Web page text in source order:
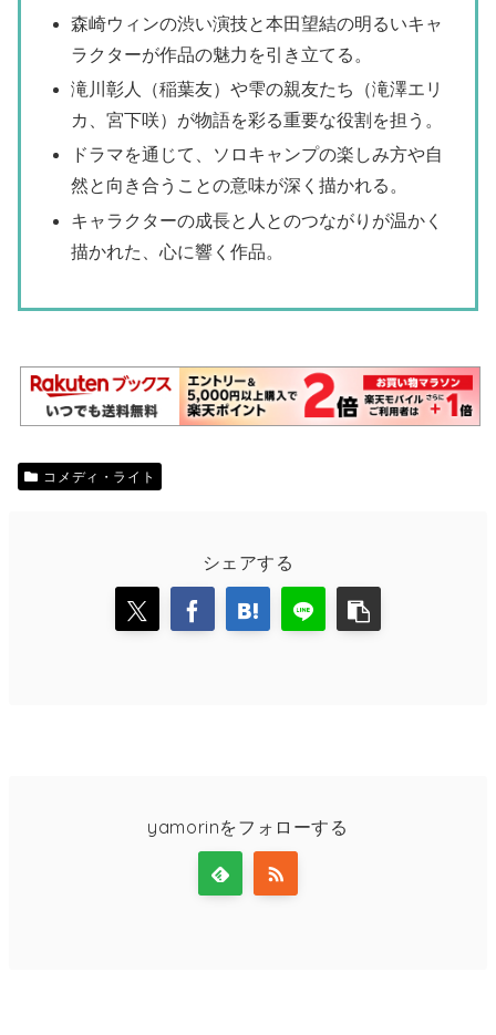
森崎ウィンの渋い演技と本田望結の明るいキャ
ラクターが作品の魅力を引き立てる。
滝川彰人（稲葉友）や雫の親友たち（滝澤エリ
カ、宮下咲）が物語を彩る重要な役割を担う。
ドラマを通じて、ソロキャンプの楽しみ方や自
然と向き合うことの意味が深く描かれる。
キャラクターの成長と人とのつながりが温かく
描かれた、心に響く作品。
コメディ・ライト
シェアする
yamorinをフォローする